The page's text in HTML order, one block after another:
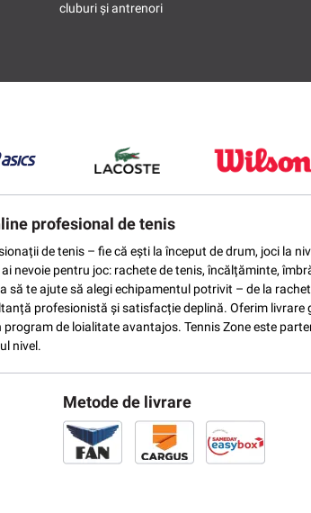
cluburi și antrenori
profesional de tenis
de tenis – fie că ești la început de drum, joci la
nevoie pentru joc: rachete de tenis, încălțăminte,
te ajute să alegi echipamentul potrivit – de la
profesionistă și satisfacție deplină. Oferim
de loialitate avantajos. Tennis Zone este
nivel.
Metode de livrare